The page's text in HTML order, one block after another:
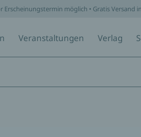
Erscheinungstermin möglich • Gratis Versand
Veranstaltungen Verlag